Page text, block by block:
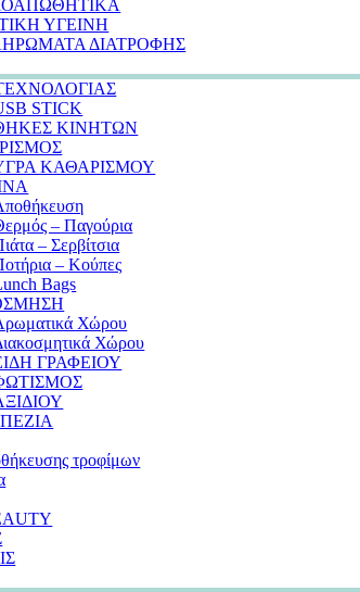
ΥΓΕΙΝΗ
ΔΙΑΤΡΟΦΗΣ
STICK
ΚΙΝΗΤΩΝ
ΚΑΘΑΡΙΣΜΟΥ
– Παγούρια
– Σερβίτσια
– Κούπες
Bags
Χώρου
Χώρου
ΓΡΑΦΕΙΟΥ
τροφίμων